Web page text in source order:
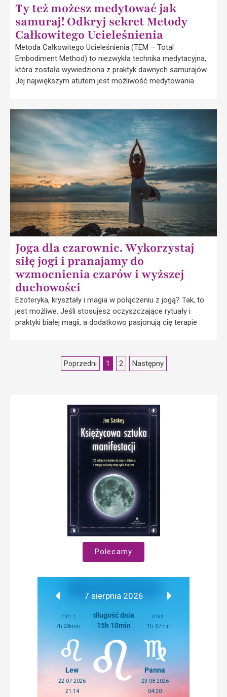
Ty też możesz medytować jak
samuraj! Odkryj sekret Metody
Całkowitego Ucieleśnienia
Metoda Całkowitego Ucieleśnienia (TEM – Total
Embodiment Method) to niezwykła technika medytacyjna,
która została wywiedziona z praktyk dawnych samurajów.
Jej największym atutem jest możliwość medytowania
Joga dla czarownic. Wykorzystaj
siłę jogi i pranajamy do
wzmocnienia czarów i wyższej
duchowości
Ezoteryka, kryształy i magia w połączeniu z jogą? Tak, to
jest możliwe. Jeśli stosujesz oczyszczające rytuały i
praktyki białej magii, a dodatkowo pasjonują cię terapie
Poprzedni 1 2 Następny
Polecamy
7 sierpnia 2026
min +
7h 28min
długość dnia
15h 10min
max -
1h 37min
Lew
22-07-2026
21:14
Panna
23-08-2026
04:20